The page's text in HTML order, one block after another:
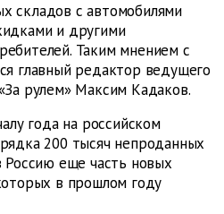
складов с автомобилями
и другими
Таким мнением с
главный редактор ведущего
рулем» Максим Кадаков.
года на российском
200 тысяч непроданных
еще часть новых
в прошлом году